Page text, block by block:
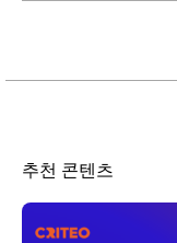
추천 콘텐츠